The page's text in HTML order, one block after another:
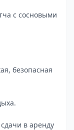
с сосновыми
безопасная
в аренду